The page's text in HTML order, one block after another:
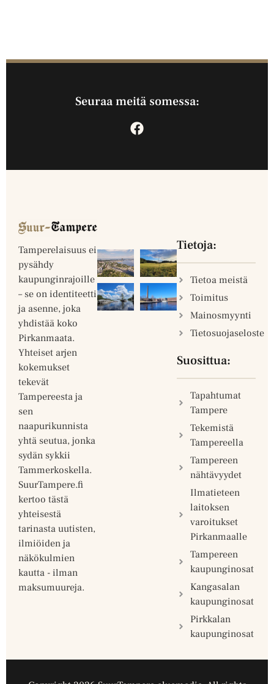
Seuraa meitä somessa:
Tamperelaisuus ei
pysähdy
kaupunginrajoille
– se on identiteetti
ja asenne, joka
yhdistää koko
Pirkanmaata.
Yhteiset arjen
kokemukset
tekevät
Tampereesta ja
sen
naapurikunnista
yhtä seutua, jonka
sydän sykkii
Tammerkoskella.
SuurTampere.fi
kertoo tästä
yhteisestä
tarinasta uutisten,
ilmiöiden ja
näkökulmien
kautta - ilman
maksumuureja.
Tietoja:
Tietoa meistä
Toimitus
Mainosmyynti
Tietosuojaseloste
Suosittua:
Tapahtumat
Tampere
Tekemistä
Tampereella
Tampereen
nähtävyydet
Ilmatieteen
laitoksen
varoitukset
Pirkanmaalle
Tampereen
kaupunginosat
Kangasalan
kaupunginosat
Pirkkalan
kaupunginosat